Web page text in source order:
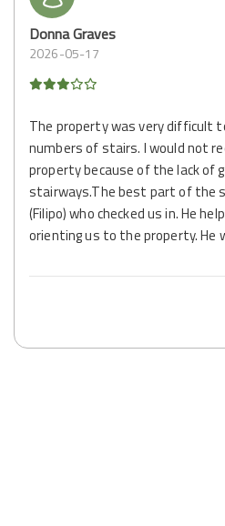
Donna Graves
2026-05-17
The property was very difficult
numbers of stairs. I would not
property because of the lack of
stairways.The best part of the
(Filipo) who checked us in. He
orienting us to the property. He